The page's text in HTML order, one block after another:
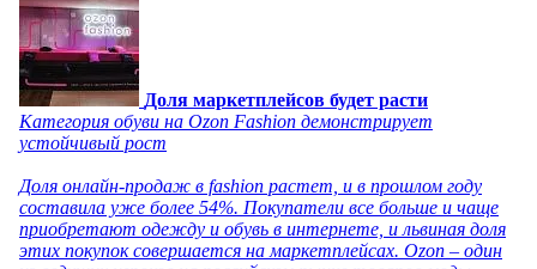
Доля маркетплейсов будет расти
Категория обуви на Ozon Fashion демонстрирует
устойчивый рост
Доля онлайн-продаж в fashion растет, и в прошлом году
составила уже более 54%. Покупатели все больше и чаще
приобретают одежду и обувь в интернете, и львиная доля
этих покупок совершается на маркетплейсах. Ozon – один